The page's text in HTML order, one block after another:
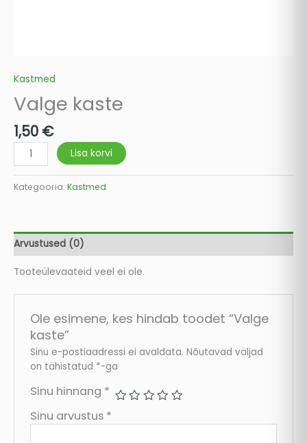
Kastmed
Valge kaste
1,50 €
Lisa korvi
Kategooria: Kastmed
Arvustused (0)
Tooteülevaateid veel ei ole.
Ole esimene, kes hindab toodet “Valge
kaste”
Sinu e-postiaadressi ei avaldata. Nõutavad väljad
on tähistatud *-ga
Sinu hinnang *
Sinu arvustus *